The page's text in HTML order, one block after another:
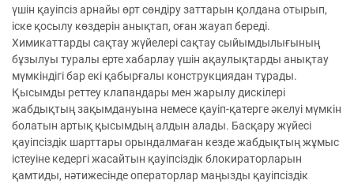
үшін қауіпсіз арнайы өрт сөндіру заттарын қолдана отырып,
іске қосылу көздерін анықтап, оған жауап береді.
Химикаттарды сақтау жүйелері сақтау сыйымдылығының
бұзылуы туралы ерте хабарлау үшін ақаулықтарды анықтау
мүмкіндігі бар екі қабырғалы конструкциядан тұрады.
Қысымды реттеу клапандары мен жарылу дискілері
жабдықтың зақымдануына немесе қауіп-қатерге әкелуі мүмкін
болатын артық қысымдың алдын алады. Басқару жүйесі
қауіпсіздік шарттары орындалмаған кезде жабдықтың жұмыс
істеуіне кедергі жасайтын қауіпсіздік блокираторларын
қамтиды, нәтижесінде операторлар маңызды қауіпсіздік